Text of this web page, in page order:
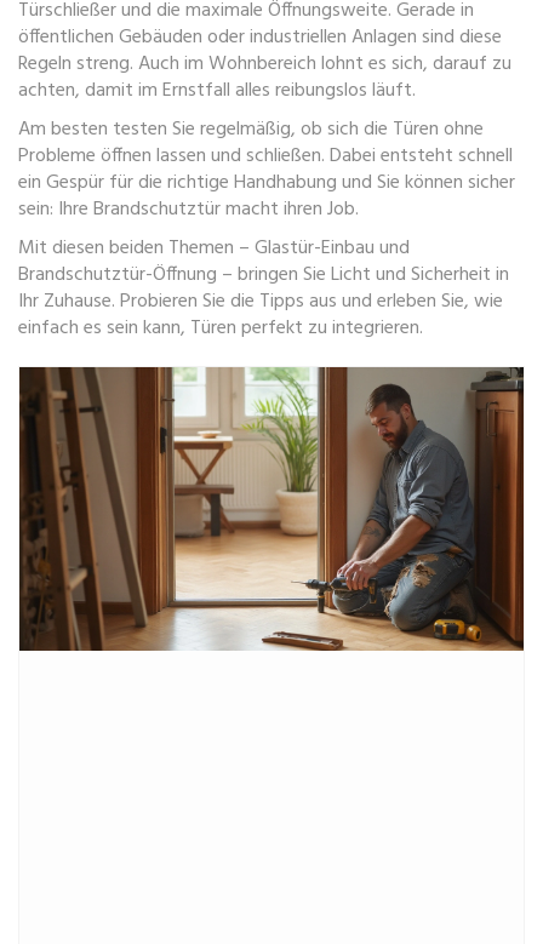
Türschließer und die maximale Öffnungsweite. Gerade in
öffentlichen Gebäuden oder industriellen Anlagen sind diese
Regeln streng. Auch im Wohnbereich lohnt es sich, darauf zu
achten, damit im Ernstfall alles reibungslos läuft.
Am besten testen Sie regelmäßig, ob sich die Türen ohne
Probleme öffnen lassen und schließen. Dabei entsteht schnell
ein Gespür für die richtige Handhabung und Sie können sicher
sein: Ihre Brandschutztür macht ihren Job.
Mit diesen beiden Themen – Glastür-Einbau und
Brandschutztür-Öffnung – bringen Sie Licht und Sicherheit in
Ihr Zuhause. Probieren Sie die Tipps aus und erleben Sie, wie
einfach es sein kann, Türen perfekt zu integrieren.